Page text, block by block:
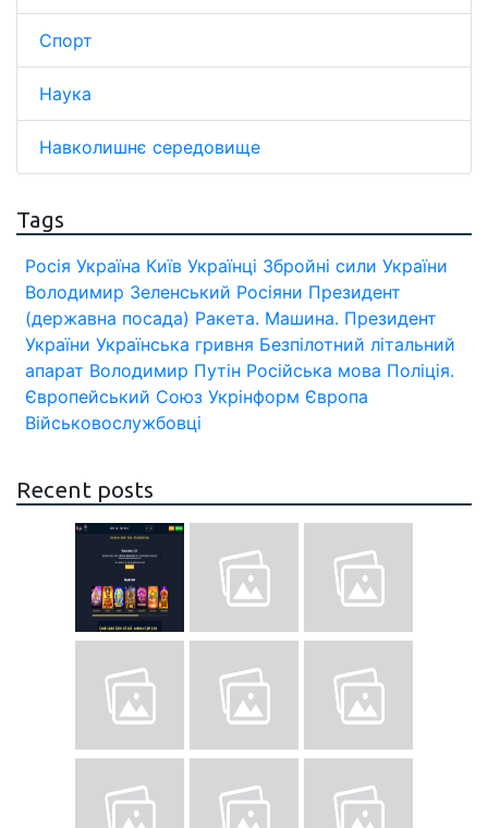
Спорт
Наука
Навколишнє середовище
Tags
Росія Україна Київ Українці Збройні сили України
Володимир Зеленський Росіяни Президент
(державна посада) Ракета. Машина. Президент
України Українська гривня Безпілотний літальний
апарат Володимир Путін Російська мова Поліція.
Європейський Союз Укрінформ Європа
Військовослужбовці
Recent posts